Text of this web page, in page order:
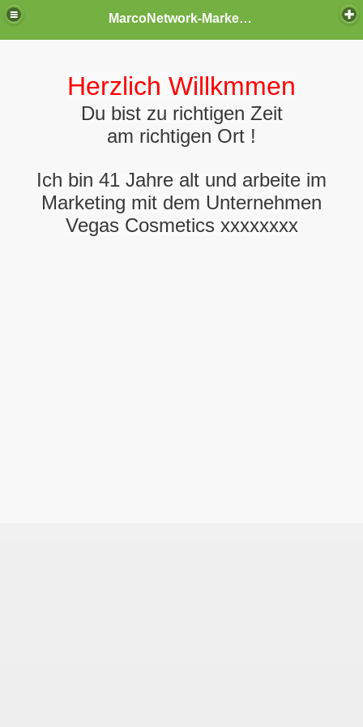
MarcoNetwork-Marketing
Herzlich Willkmmen
Du bist zu richtigen Zeit
am richtigen Ort !
Ich bin 41 Jahre alt und arbeite im
Marketing mit dem Unternehmen
Vegas Cosmetics xxxxxxxx